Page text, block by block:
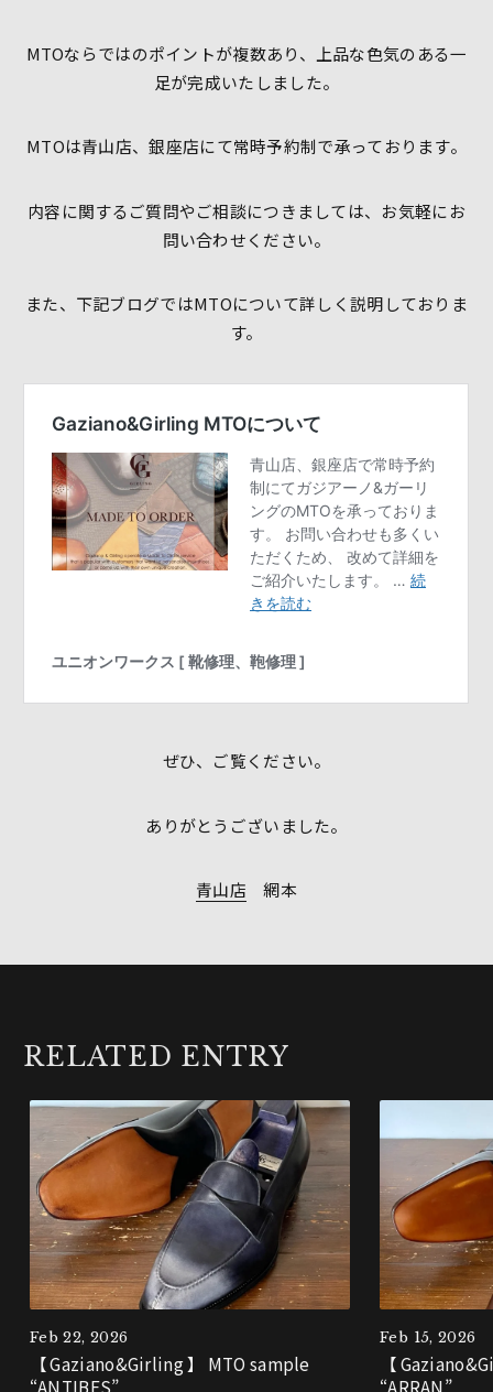
MTOならではのポイントが複数あり、上品な色気のある一
足が完成いたしました。
MTOは青山店、銀座店にて常時予約制で承っております。
内容に関するご質問やご相談につきましては、お気軽にお
問い合わせください。
また、下記ブログではMTOについて詳しく説明しておりま
す。
ぜひ、ご覧ください。
ありがとうございました。
青山店 網本
RELATED ENTRY
Feb 22, 2026
【 Gaziano&Girling 】 MTO sample
“ANTIBES”
Feb 15, 2026
【
“ARRAN”